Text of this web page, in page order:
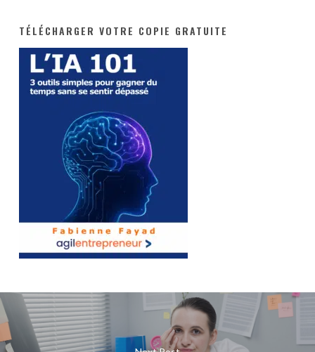
TÉLÉCHARGER VOTRE COPIE GRATUITE